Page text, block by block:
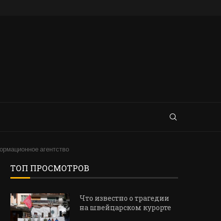
агентство
ТОП ПРОСМОТРОВ
Что известно о трагедии
на швейцарском курорте